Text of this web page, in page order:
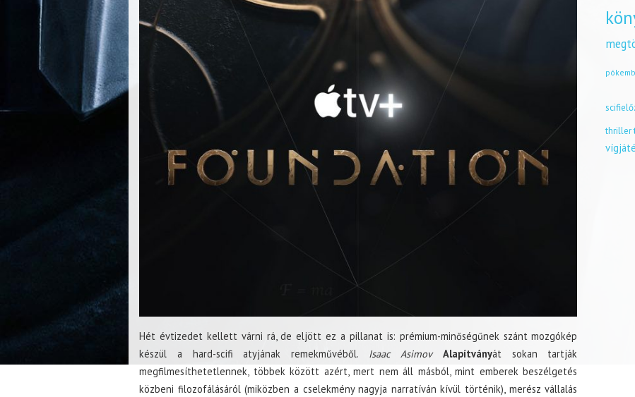
Hét évtizedet kellett várni rá, de eljött ez a pillanat is: prémium-minőségűnek szánt mozgókép
készül a hard-scifi atyjának remekművéből. Isaac Asimov Alapítványát sokan tartják
megfilmesíthetetlennek, többek között azért, mert nem áll másból, mint emberek beszélgetés
közbeni filozofálásáról (miközben a cselekmény nagyja narratíván kívül történik), merész vállalás
thriller